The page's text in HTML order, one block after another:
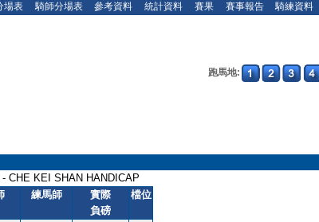
場表 騎師分場表 參考資料 統計資料 賽果 賽事報告 騎練資料
跑馬地:
CHE KEI SHAN HANDICAP
練馬師
實際
負磅
檔位